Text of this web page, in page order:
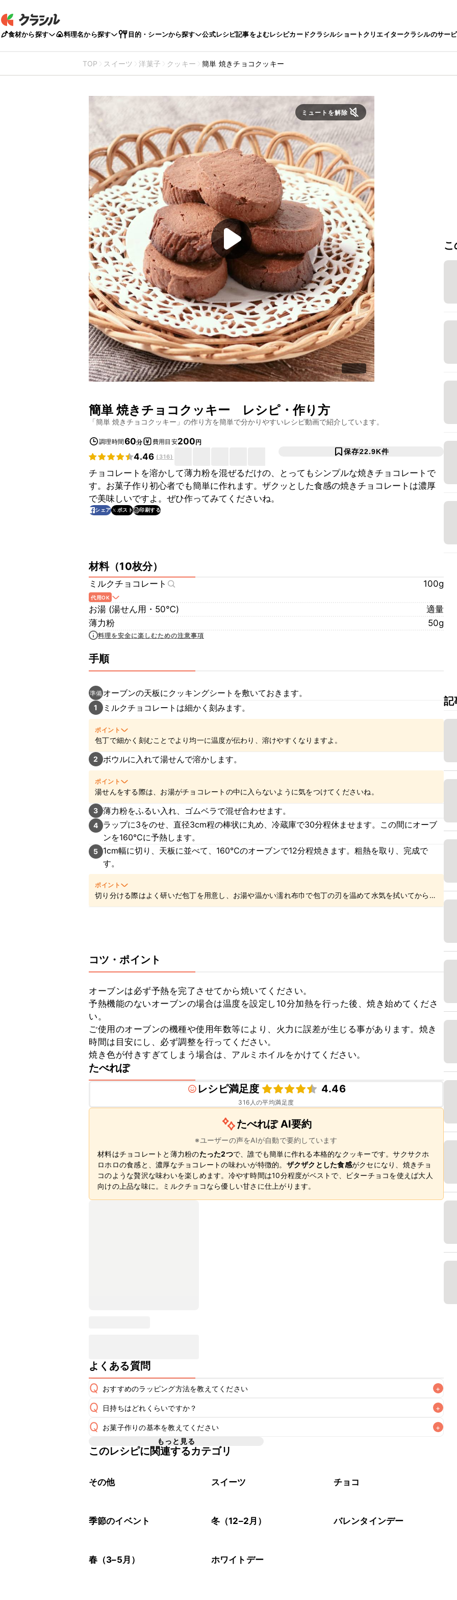
食材から探す 料理名から探す 目的・シーンから探す 公式レシピ記事をよむレシピカードクラシルショートクリエイタークラシルのサー
TOP スイーツ 洋菓子 クッキー 簡単 焼きチョコクッキー
ミュートを解除
簡単 焼きチョコクッキー レシピ・作り方
「簡単 焼きチョコクッキー 」の作り方を簡単で分かりやすいレシピ動画で紹介しています。
調理時間60分 費用目安200円
4.46 ( 316)
保存22.9K件
チョコレートを溶かして薄力粉を混ぜるだけの、とってもシンプルな焼きチョコレートで
す。お菓子作り初心者でも簡単に作れます。ザクッとした食感の焼きチョコレートは濃厚
で美味しいですよ。ぜひ作ってみてくださいね。
シェア ポスト 印刷する
材料（10枚分）
ミルクチョコレート 100g
代用OK
お湯 (湯せん用・50℃)
適量
薄力粉
50g
料理を安全に楽しむための注意事項
手順
準備 オーブンの天板にクッキングシートを敷いておきます。
1 ミルクチョコレートは細かく刻みます。
ポイント
包丁で細かく刻むことでより均一に温度が伝わり、溶けやすくなりますよ。
2 ボウルに入れて湯せんで溶かします。
ポイント
湯せんをする際は、お湯がチョコレートの中に入らないように気をつけてくださいね。
3 薄力粉をふるい入れ、ゴムベラで混ぜ合わせます。
4
ラップに3をのせ、直径3cm程の棒状に丸め、冷蔵庫で30分程休ませます。この間にオーブ
ンを160℃に予熱します。
5
1cm幅に切り、天板に並べて、160℃のオーブンで12分程焼きます。粗熱を取り、完成で
す。
ポイント
切り分ける際はよく研いだ包丁を用意し、お湯や温かい濡れ布巾で包丁の刃を温めて水気を拭いてから使
用することをおすすめいたします。刃先からゆっくりと押すようにしながら切るときれいに切ることがで
コツ・ポイント
オーブンは必ず予熱を完了させてから焼いてください。
予熱機能のないオーブンの場合は温度を設定し10分加熱を行った後、焼き始めてくださ
い。
ご使用のオーブンの機種や使用年数等により、火力に誤差が生じる事があります。焼き
時間は目安にし、必ず調整を行ってください。
焼き色が付きすぎてしまう場合は、アルミホイルをかけてください。
たべれぽ
レシピ満足度
4.46
316 人の平均満足度
たべれぽ AI要約
※ユーザーの声をAIが自動で要約しています
材料はチョコレートと薄力粉のたった2つで、誰でも簡単に作れる本格的なクッキーです。サクサクホ
ロホロの食感と、濃厚なチョコレートの味わいが特徴的。 ザクザクとした食感がクセになり、焼きチョ
コのような贅沢な味わいを楽しめます。冷やす時間は10分程度がベストで、ビターチョコを使えば大人
向けの上品な味に。ミルクチョコなら優しい甘さに仕上がります。
よくある質問
Q おすすめのラッピング方法を教えてください +
A
Q 日持ちはどれくらいですか？ +
A
Q お菓子作りの基本を教えてください +
A こちら
もっと見る
このレシピに関連するカテゴリ
その他 スイーツ チョコ
季節のイベント 冬（12–2月） バレンタインデー
春（3–5月） ホワイトデー
記